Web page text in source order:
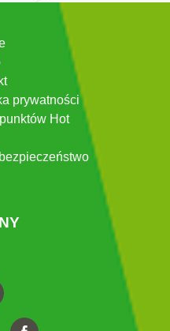
prywatności
Hot